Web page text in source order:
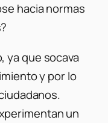
hacia normas
ya que socava
y por lo
un